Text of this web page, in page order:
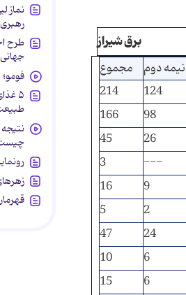
برق شيراز
مجموع نيمه دوم
214
124
166
98
45
26
3
---
16
9
5
2
47
24
10
6
15
6
نماز
رهبری
طرح
۵
نتیجه